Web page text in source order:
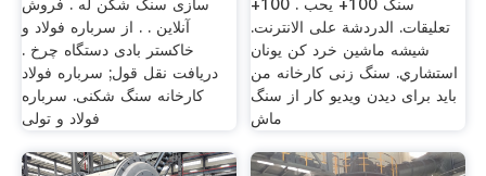
آنلاین . . از سرباره فولاد و
خاکستر بادی دستگاه چرخ .
دریافت نقل قول; سرباره فولاد
کارخانه سنگ شکنی. سرباره
فولاد و تولی
تعليقات. الدردشة على الانترنت.
شیشه ماشین خرد کن یونان
استشاري. سنگ زنی کارخانه من
باید برای دیدن ویدیو کار از سنگ
ماش